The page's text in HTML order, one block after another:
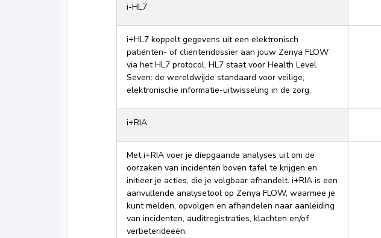
i-HL7
i+HL7 koppelt gegevens uit een elektronisch
patiënten- of cliëntendossier aan jouw Zenya FLOW
via het HL7 protocol. HL7 staat voor Health Level
Seven: de wereldwijde standaard voor veilige,
elektronische informatie-uitwisseling in de zorg.
i+RIA
Met i+RIA voer je diepgaande analyses uit om de
oorzaken van incidenten boven tafel te krijgen en
initieer je acties, die je volgbaar afhandelt. i+RIA is een
aanvullende analysetool op Zenya FLOW, waarmee je
kunt melden, opvolgen en afhandelen naar aanleiding
van incidenten, auditregistraties, klachten en/of
verbeterideeën.